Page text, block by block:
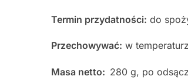
Termin przydatności: do
Przechowywać: w
Masa netto: 280 g, po